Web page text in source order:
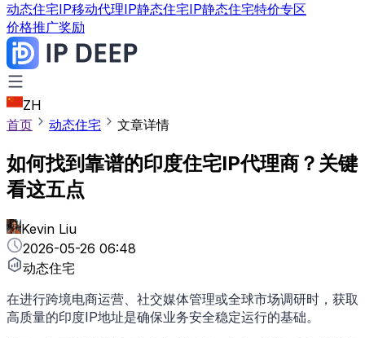
动态住宅IP移动代理IP静态住宅IP静态住宅特价专区
价格推广奖励
ZH
首页
动态住宅 文章详情
如何找到靠谱的印度住宅IP代理商？关键
看这五点
Kevin Liu
2026-05-26 06:48
动态住宅
在进行跨境电商运营、社交媒体管理或全球市场调研时，获取
高质量的印度IP地址是确保业务安全稳定运行的基础。